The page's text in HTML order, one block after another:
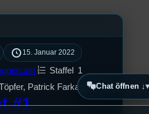
15. Januar 2022
Staffel
1
Patrick Farkas
#1
Chat öffnen ↓